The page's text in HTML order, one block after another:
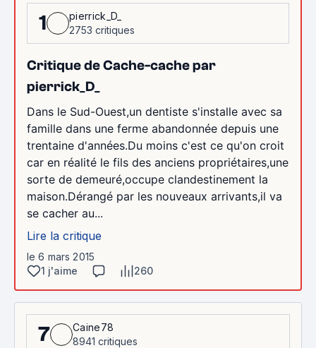
1
pierrick_D_
2753 critiques
Critique de Cache-cache par
pierrick_D_
Dans le Sud-Ouest,un dentiste s'installe avec sa
famille dans une ferme abandonnée depuis une
trentaine d'années.Du moins c'est ce qu'on croit
car en réalité le fils des anciens propriétaires,une
sorte de demeuré,occupe clandestinement la
maison.Dérangé par les nouveaux arrivants,il va
se cacher au...
Lire la critique
le 6 mars 2015
1 j'aime
260
7
Caine78
8941 critiques